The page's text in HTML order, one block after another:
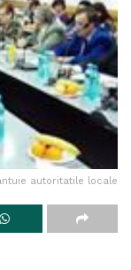
autoritatile locale